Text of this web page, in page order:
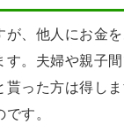
、他人にお金
す。夫婦や親子
った方は得し
す。